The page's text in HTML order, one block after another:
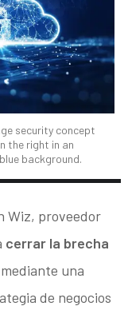
security concept
the right in an
background.
Wiz, proveedor
cerrar la brecha
mediante una
de negocios